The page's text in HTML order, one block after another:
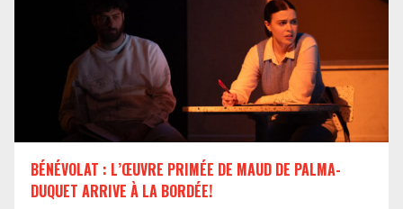
BÉNÉVOLAT : L’ŒUVRE PRIMÉE DE MAUD DE PALMA-
DUQUET ARRIVE À LA BORDÉE!